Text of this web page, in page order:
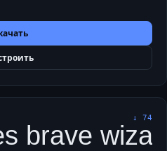
↓ 74
brave